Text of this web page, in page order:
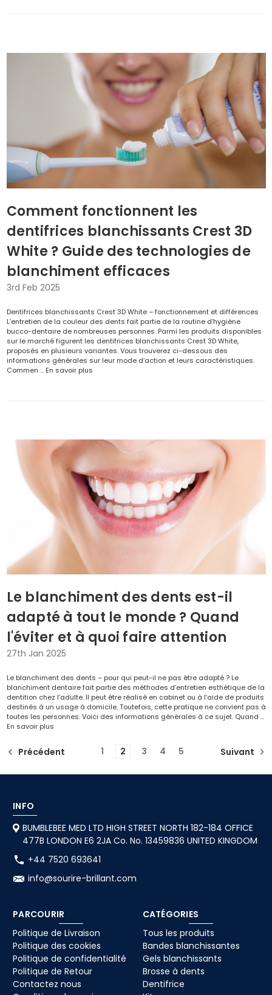
Comment fonctionnent les
dentifrices blanchissants Crest 3D
White ? Guide des technologies de
blanchiment efficaces
3rd Feb 2025
Dentifrices blanchissants Crest 3D White – fonctionnement et différences
L’entretien de la couleur des dents fait partie de la routine d’hygiène
bucco-dentaire de nombreuses personnes. Parmi les produits disponibles
sur le marché figurent les dentifrices blanchissants Crest 3D White,
proposés en plusieurs variantes. Vous trouverez ci-dessous des
informations générales sur leur mode d’action et leurs caractéristiques.
Commen … En savoir plus
Le blanchiment des dents est-il
adapté à tout le monde ? Quand
l'éviter et à quoi faire attention
27th Jan 2025
Le blanchiment des dents – pour qui peut-il ne pas être adapté ? Le
blanchiment dentaire fait partie des méthodes d’entretien esthétique de la
dentition chez l’adulte. Il peut être réalisé en cabinet ou à l’aide de produits
destinés à un usage à domicile. Toutefois, cette pratique ne convient pas à
toutes les personnes. Voici des informations générales à ce sujet. Quand …
En savoir plus
Précédent 1 2 3 4 5 Suivant
INFO
BUMBLEBEE MED LTD HIGH STREET NORTH 182-184 OFFICE
477B LONDON E6 2JA Co. No. 13459836 UNITED KINGDOM
+44 7520 693641
info@sourire-brillant.com
PARCOURIR
Politique de Livraison
Politique des cookies
Politique de confidentialité
Politique de Retour
Contactez nous
CATÉGORIES
Tous les produits
Bandes blanchissantes
Gels blanchissants
Brosse à dents
Dentifrice